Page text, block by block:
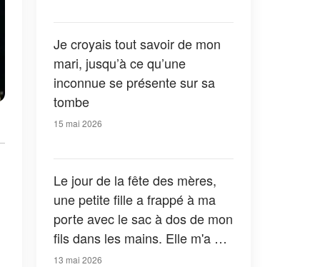
Je croyais tout savoir de mon
mari, jusqu’à ce qu’une
inconnue se présente sur sa
tombe
15 mai 2026
Le jour de la fête des mères,
une petite fille a frappé à ma
porte avec le sac à dos de mon
fils dans les mains. Elle m'a dit
: « C'est ça que vous
13 mai 2026